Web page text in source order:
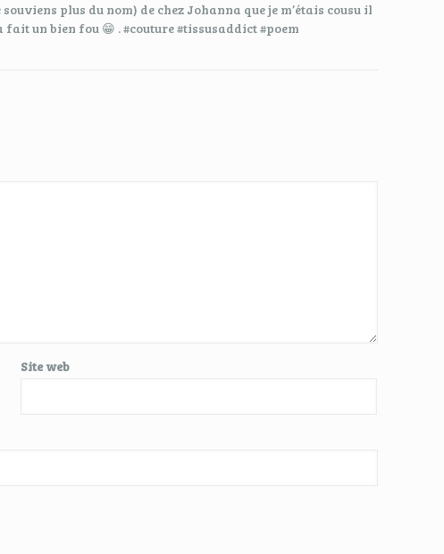
plus du nom) de chez Johanna que je m’étais cousu il
un bien fou 😁 . #couture #tissusaddict #poem
Site web